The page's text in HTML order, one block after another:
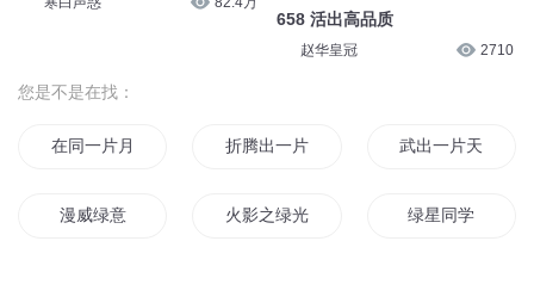
658 活出高品质
赵华皇冠 2710
您是不是在找：
在同一片月光下 折腾出一片天 武出一片天
漫威绿意 火影之绿光 绿星同学